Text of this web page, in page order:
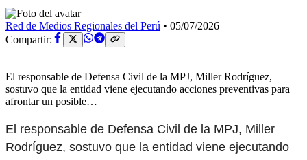
Red de Medios Regionales del Perú • 05/07/2026
Compartir:
El responsable de Defensa Civil de la MPJ, Miller Rodríguez,
sostuvo que la entidad viene ejecutando acciones preventivas para
afrontar un posible…
El responsable de Defensa Civil de la MPJ, Miller
Rodríguez, sostuvo que la entidad viene ejecutando